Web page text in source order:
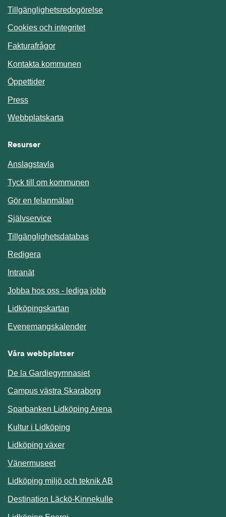
Tillgänglighetsredogörelse
Cookies och integritet
Fakturafrågor
Kontakta kommunen
Öppettider
Press
Webbplatskarta
Resurser
Anslagstavla
Tyck till om kommunen
Gör en felanmälan
SjälvserviceLänk till annan webbplats.
TillgänglighetsdatabasLänk till annan webbplats.
Redigera
IntranätLänk till annan webbplats.
Jobba hos oss - lediga jobb
Lidköpingskartan
EvenemangskalenderLänk till annan webbplats.
Våra webbplatser
De la Gardiegymnasiet
Campus västra Skaraborg
Sparbanken Lidköping Arena
Kultur i Lidköping
Lidköping växer
Vänermuseet
Lidköping miljö och teknik AB
Destination Läckö-KinnekulleLänk till annan webbplats.